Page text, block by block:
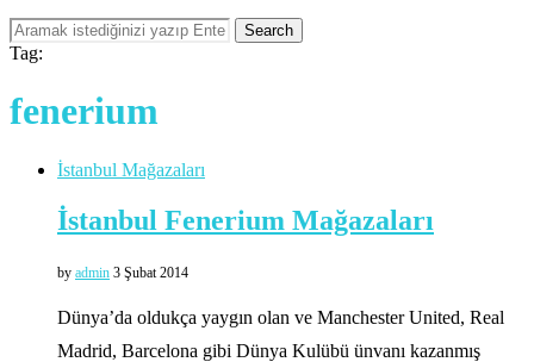
Search
Tag:
fenerium
İstanbul Mağazaları
İstanbul Fenerium Mağazaları
by admin 3 Şubat 2014
Dünya’da oldukça yaygın olan ve Manchester United, Real
Madrid, Barcelona gibi Dünya Kulübü ünvanı kazanmış